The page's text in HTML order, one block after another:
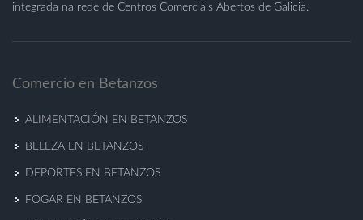
integrada na rede de Centros Comerciais Abertos de Galicia.
Comercio en Betanzos
ALIMENTACIÓN EN BETANZOS
BELEZA EN BETANZOS
DEPORTES EN BETANZOS
FOGAR EN BETANZOS